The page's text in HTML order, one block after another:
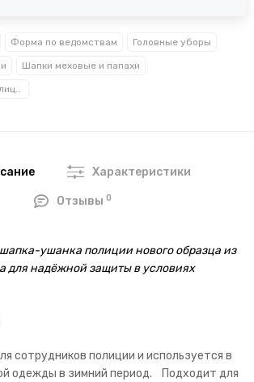
Форма по ведомствам Головные уборы
Шапки меховые и папахи
Головные уборы Полиции
Характеристики
Отзывы0
ушанка полиции нового образца из
для надёжной защиты в условиях
сотрудников полиции и используется в
одежды в зимний период. Подходит для